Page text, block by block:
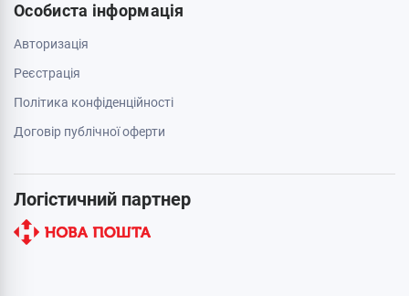
Особиста інформація
Авторизація
Реєстрація
Політика конфіденційності
Договір публічної оферти
Логістичний партнер